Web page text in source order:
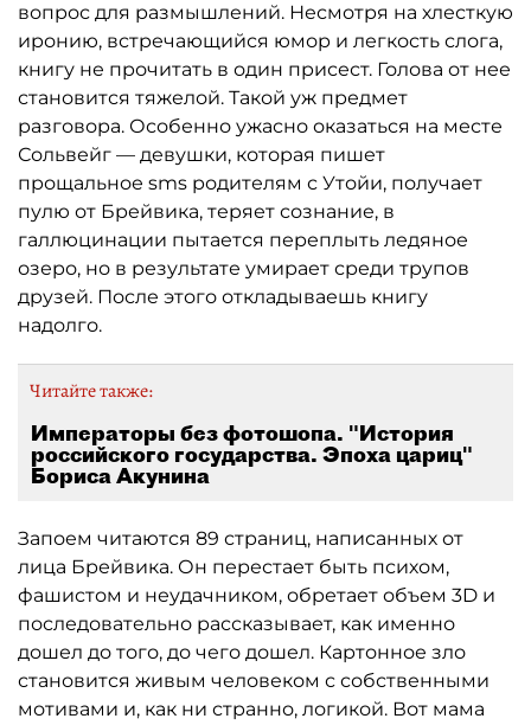
вопрос для размышлений. Несмотря на хлесткую
иронию, встречающийся юмор и легкость слога,
книгу не прочитать в один присест. Голова от нее
становится тяжелой. Такой уж предмет
разговора. Особенно ужасно оказаться на месте
Сольвейг — девушки, которая пишет
прощальное sms родителям с Утойи, получает
пулю от Брейвика, теряет сознание, в
галлюцинации пытается переплыть ледяное
озеро, но в результате умирает среди трупов
друзей. После этого откладываешь книгу
надолго.
Читайте также:
Императоры без фотошопа. "История
российского государства. Эпоха цариц"
Бориса Акунина
Запоем читаются 89 страниц, написанных от
лица Брейвика. Он перестает быть психом,
фашистом и неудачником, обретает объем 3D и
последовательно рассказывает, как именно
дошел до того, до чего дошел. Картонное зло
становится живым человеком с собственными
мотивами и, как ни странно, логикой. Вот мама